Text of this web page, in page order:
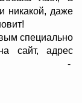
никакой, даже
специально
сайт, адрес
выше -